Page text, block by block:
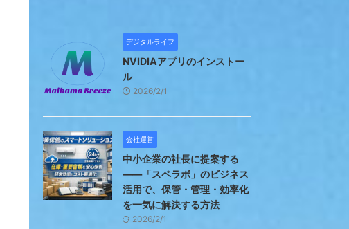
デジタルライフ
NVIDIAアプリのインストー
ル
2026/2/1
会社運営
中小企業の社長に提案する
――「スペラボ」のビジネス
活用で、保管・管理・効率化
を一気に解決する方法
2026/2/1